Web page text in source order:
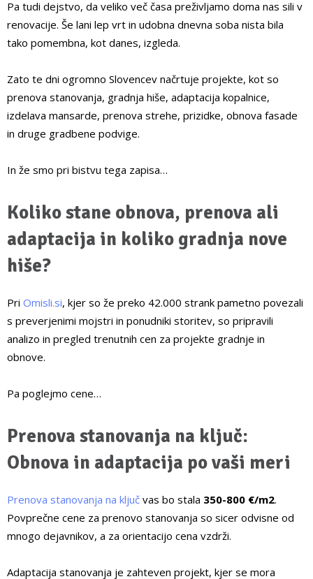
Pa tudi dejstvo, da veliko več časa preživljamo doma nas sili v
renovacije. Še lani lep vrt in udobna dnevna soba nista bila
tako pomembna, kot danes, izgleda.
Zato te dni ogromno Slovencev načrtuje projekte, kot so
prenova stanovanja, gradnja hiše, adaptacija kopalnice,
izdelava mansarde, prenova strehe, prizidke, obnova fasade
in druge gradbene podvige.
In že smo pri bistvu tega zapisa…
Koliko stane obnova, prenova ali
adaptacija in koliko gradnja nove
hiše?
Pri Omisli.si, kjer so že preko 42.000 strank pametno povezali
s preverjenimi mojstri in ponudniki storitev, so pripravili
analizo in pregled trenutnih cen za projekte gradnje in
obnove.
Pa poglejmo cene…
Prenova stanovanja na ključ:
Obnova in adaptacija po vaši meri
Prenova stanovanja na ključ vas bo stala 350-800 €/m2.
Povprečne cene za prenovo stanovanja so sicer odvisne od
mnogo dejavnikov, a za orientacijo cena vzdrži.
Adaptacija stanovanja je zahteven projekt, kjer se mora